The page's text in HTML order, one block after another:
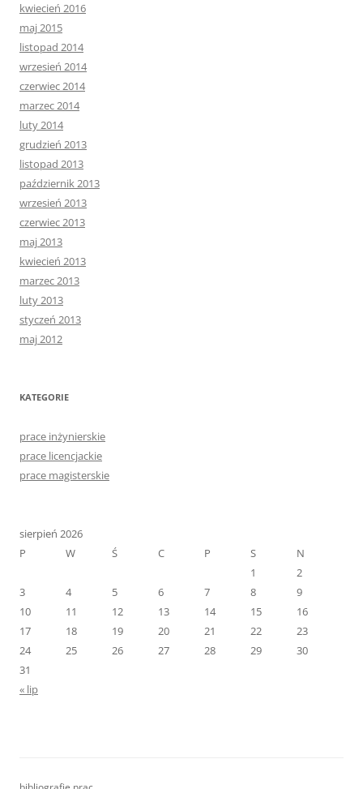
kwiecień 2016
maj 2015
listopad 2014
wrzesień 2014
czerwiec 2014
marzec 2014
luty 2014
grudzień 2013
listopad 2013
październik 2013
wrzesień 2013
czerwiec 2013
maj 2013
kwiecień 2013
marzec 2013
luty 2013
styczeń 2013
maj 2012
KATEGORIE
prace inżynierskie
prace licencjackie
prace magisterskie
sierpień 2026
P
W Ś C P S
N
1
2
3
4 5 6 7 8
9
10
11 12 13 14 15
16
17
18 19 20 21 22
23
24
25 26 27 28 29
30
31
« lip